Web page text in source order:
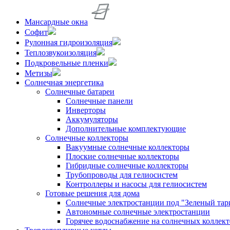
Мансардные окна
Софит
Рулонная гидроизоляция
Теплозвукоизоляция
Подкровельные пленки
Метизы
Солнечная энергетика
Солнечные батареи
Солнечные панели
Инверторы
Аккумуляторы
Дополнительные комплектующие
Солнечные коллекторы
Вакуумные солнечные коллекторы
Плоские солнечные коллекторы
Гибридные солнечные коллекторы
Трубопроводы для гелиосистем
Контроллеры и насосы для гелиосистем
Готовые решения для дома
Солнечные электростанции под "Зеленый
Автономные солнечные электростанции
Горячее водоснабжение на солнечных